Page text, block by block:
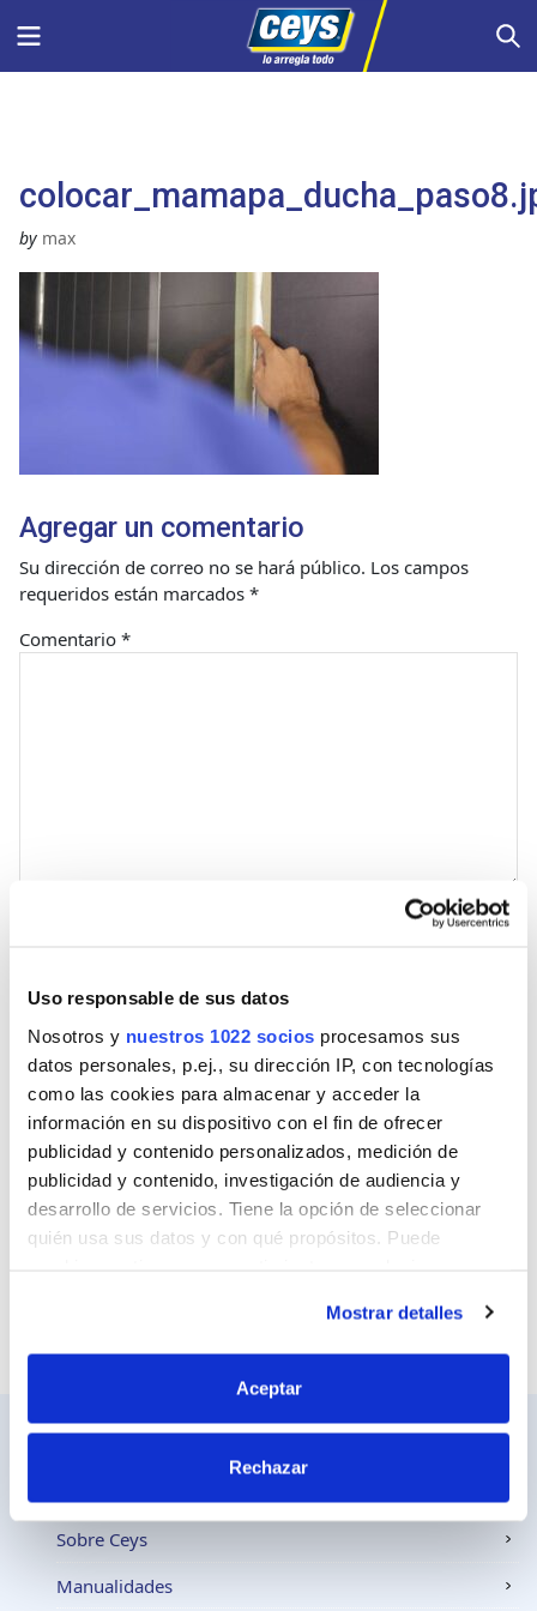
Uso responsable de sus datos
Nosotros y nuestros 1022 socios procesamos sus
datos personales, p.ej., su dirección IP, con tecnologías
como las cookies para almacenar y acceder la
información en su dispositivo con el fin de ofrecer
publicidad y contenido personalizados, medición de
publicidad y contenido, investigación de audiencia y
desarrollo de servicios. Tiene la opción de seleccionar
quién usa sus datos y con qué propósitos. Puede
Si lo permite, también quisiéramos:
Identificar su dispositivo analizándolo activamente
para buscar características específicas (huellas
digitales)
Obtenga más información sobre cómo se procesan sus
Mostrar detalles
Aceptar
Rechazar
Menu
by max
Agregar un comentario
Su dirección de correo no se hará público. Los campos
requeridos están marcados *
Comentario *
Correo
Sitio web
Ceys
Sobre Ceys
Manualidades